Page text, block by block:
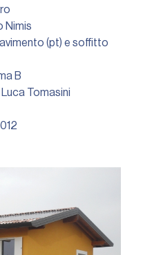
Nimis
(pt) e soffitto
B
Luca Tomasini